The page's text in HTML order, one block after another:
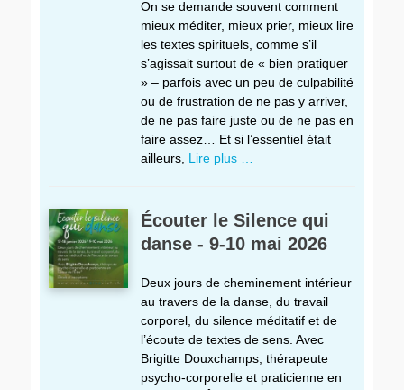
On se demande souvent comment
mieux méditer, mieux prier, mieux lire
les textes spirituels, comme s’il
s’agissait surtout de « bien pratiquer
» – parfois avec un peu de culpabilité
ou de frustration de ne pas y arriver,
de ne pas faire juste ou de ne pas en
faire assez… Et si l’essentiel était
ailleurs, Lire plus …
Écouter le Silence qui
danse - 9-10 mai 2026
Deux jours de cheminement intérieur
au travers de la danse, du travail
corporel, du silence méditatif et de
l’écoute de textes de sens. Avec
Brigitte Douxchamps, thérapeute
psycho-corporelle et praticienne en